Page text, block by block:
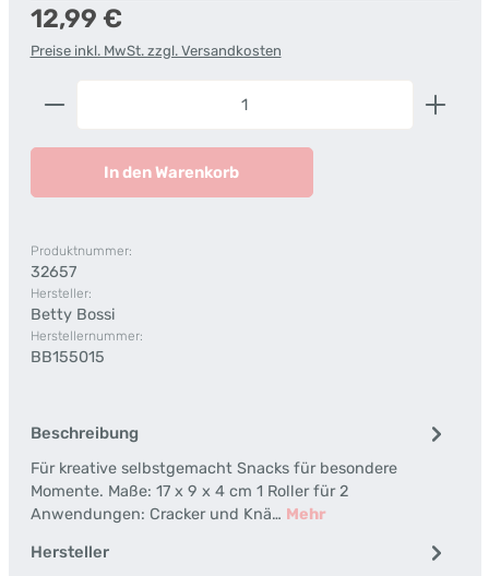
Regulärer Preis:
12,99 €
Preise inkl. MwSt. zzgl. Versandkosten
Produkt Anzahl: Gib den gewünschten Wert ein
In den Warenkorb
Produktnummer:
32657
Hersteller:
Betty Bossi
Herstellernummer:
BB155015
Beschreibung
Für kreative selbstgemacht Snacks für besondere
Momente. Maße: 17 x 9 x 4 cm 1 Roller für 2
Anwendungen: Cracker und Knä… Mehr
Hersteller